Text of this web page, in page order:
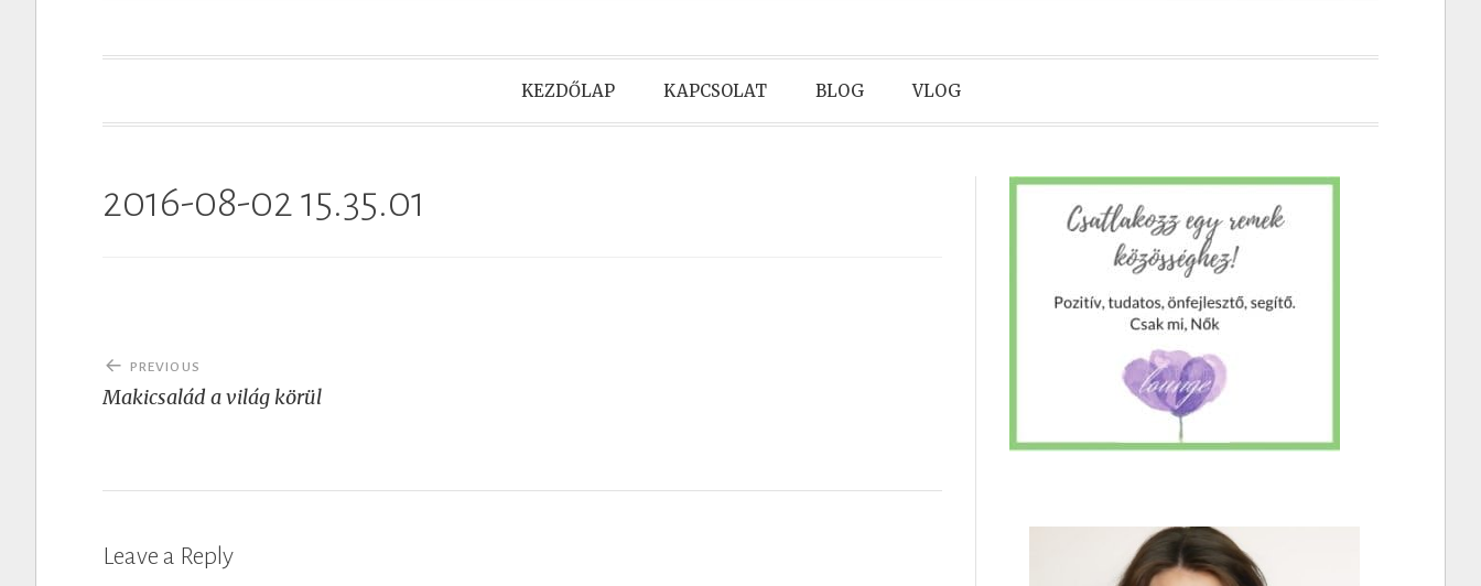
KEZDŐLAP KAPCSOLAT BLOG VLOG
2016-08-02 15.35.01
Post
navigation
PREVIOUS
Makicsalád a világ körül
Leave a Reply